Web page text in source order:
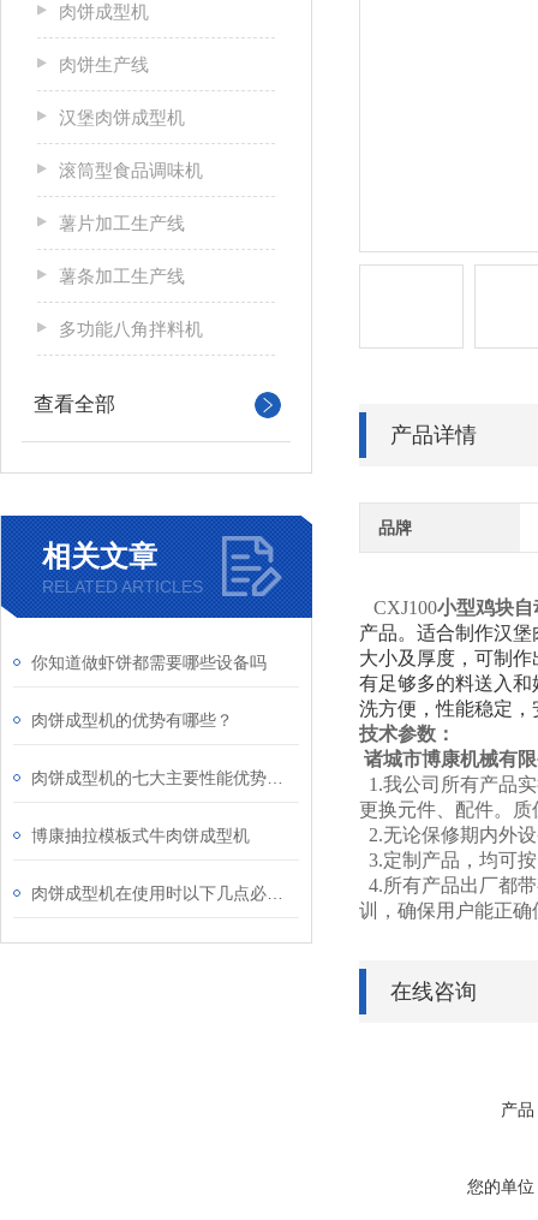
肉饼成型机
肉饼生产线
汉堡肉饼成型机
滚筒型食品调味机
薯片加工生产线
薯条加工生产线
多功能八角拌料机
查看全部
相关文章
RELATED ARTICLES
你知道做虾饼都需要哪些设备吗
肉饼成型机的优势有哪些？
博康抽拉模板式牛肉饼成型机
产品详情
品牌
CXJ100小型鸡块
产品。适合制作汉
大小及厚度，可制
有足够多的料送入
洗方便，性能稳定
技术参数：
诸城市博康机械有
1.我公司所有产品
更换元件、配件。
2.无论保修期内外
3.定制产品，均可
4.所有产品出厂都
训，确保用户能正
在线咨询
产品
您的单位